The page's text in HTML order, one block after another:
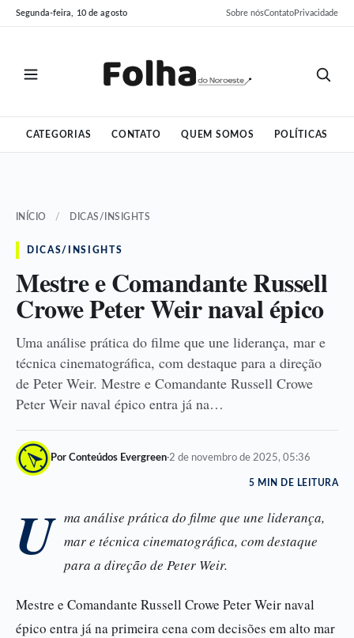
Pular
para
Pular
para
Segunda-feira, 10 de agosto Sobre nósContatoPrivacidade
CATEGORIAS CONTATO QUEM SOMOS POLÍTICAS
INÍCIO / DICAS/INSIGHTS
DICAS/INSIGHTS
Mestre e Comandante Russell
Crowe Peter Weir naval épico
Uma análise prática do filme que une liderança, mar e
técnica cinematográfica, com destaque para a direção
de Peter Weir. Mestre e Comandante Russell Crowe
Peter Weir naval épico entra já na…
Por Conteúdos Evergreen·2 de novembro de 2025, 05:36
5 MIN DE LEITURA
U ma análise prática do filme que une liderança,
mar e técnica cinematográfica, com destaque
para a direção de Peter Weir.
Mestre e Comandante Russell Crowe Peter Weir naval
épico entra já na primeira cena com decisões em alto mar